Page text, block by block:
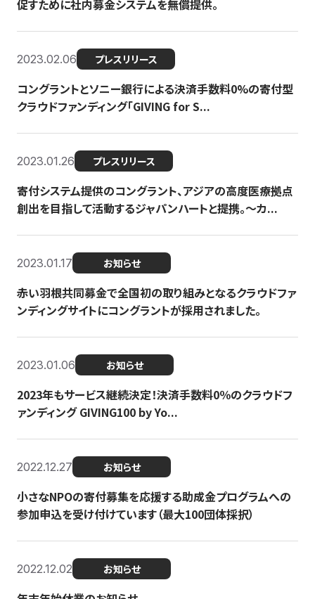
促すために社内募金システムを無償提供。
2023.02.06 プレスリリース
コングラントとソニー銀行による決済手数料0%の寄付型
クラウドファンディング「GIVING for S...
2023.01.26 プレスリリース
寄付システム提供のコングラント、アジアの高度医療拠点
創出を目指して活動するジャパンハートと提携。〜カ...
2023.01.17 お知らせ
赤い羽根共同募金で全国初の取り組みとなるクラウドファ
ンディングサイトにコングラントが採用されました。
2023.01.06 お知らせ
2023年もサービス継続決定！決済手数料0％のクラウドフ
ァンディング GIVING100 by Yo...
2022.12.27 お知らせ
小さなNPOの寄付募集を応援する助成金プログラムへの
参加申込を受け付けています（最大100団体採択）
2022.12.02 お知らせ